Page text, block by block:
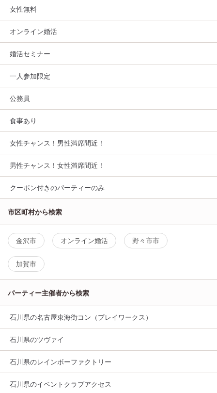
女性無料
オンライン婚活
婚活セミナー
一人参加限定
公務員
食事あり
女性チャンス！男性満席間近！
男性チャンス！女性満席間近！
クーポン付きのパーティーのみ
市区町村から検索
金沢市 オンライン婚活 野々市市
加賀市
パーティー主催者から検索
石川県の名古屋東海街コン（プレイワークス）
石川県のツヴァイ
石川県のレインボーファクトリー
石川県のイベントクラブアクセス